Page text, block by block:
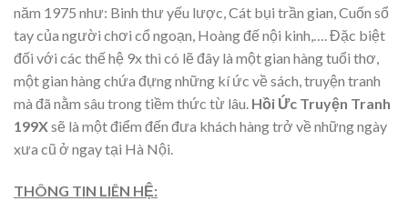
năm 1975 như: Binh thư yếu lược, Cát bụi trần gian, Cuốn sổ
tay của người chơi cổ ngoạn, Hoàng đế nội kinh,…. Đặc biệt
đối với các thế hệ 9x thì có lẽ đây là một gian hàng tuổi thơ,
một gian hàng chứa đựng những kí ức về sách, truyện tranh
mà đã nằm sâu trong tiềm thức từ lâu. Hồi Ức Truyện Tranh
199Xsẽ là một điểm đến đưa khách hàng trở về những ngày
xưa cũ ở ngay tại Hà Nội.
THÔNG TIN LIÊN HỆ: